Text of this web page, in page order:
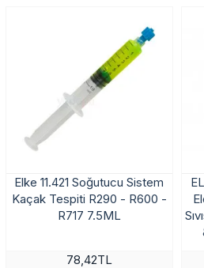
Elke 11.421 Soğutucu Sistem
Kaçak Tespiti R290 - R600 -
R717 7.5ML
78,42TL